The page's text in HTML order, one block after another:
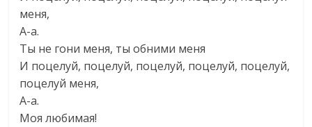
меня,
А-а.
Ты не гони меня, ты обними меня
И поцелуй, поцелуй, поцелуй, поцелуй, поцелуй,
поцелуй меня,
А-а.
Моя любимая!